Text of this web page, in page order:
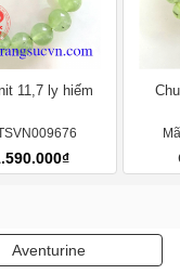
11,7 ly hiếm
Aventurine